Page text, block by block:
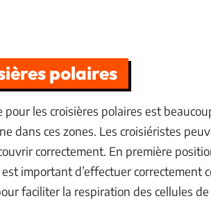
polaires
pour les croisières polaires est
dans ces zones. Les croisiéristes
correctement. En première
important d’effectuer correctement
faciliter la respiration des cellules